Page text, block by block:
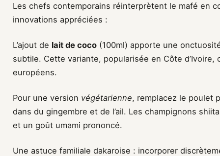
Les chefs contemporains réinterprètent le mafé en
innovations appréciées :
L’ajout de lait de coco (100ml) apporte une
subtile. Cette variante, popularisée en Côte
européens.
Pour une version végétarienne, remplacez le poulet
dans du gingembre et de l’ail. Les champignons
et un goût umami prononcé.
Une astuce familiale dakaroise : incorporer